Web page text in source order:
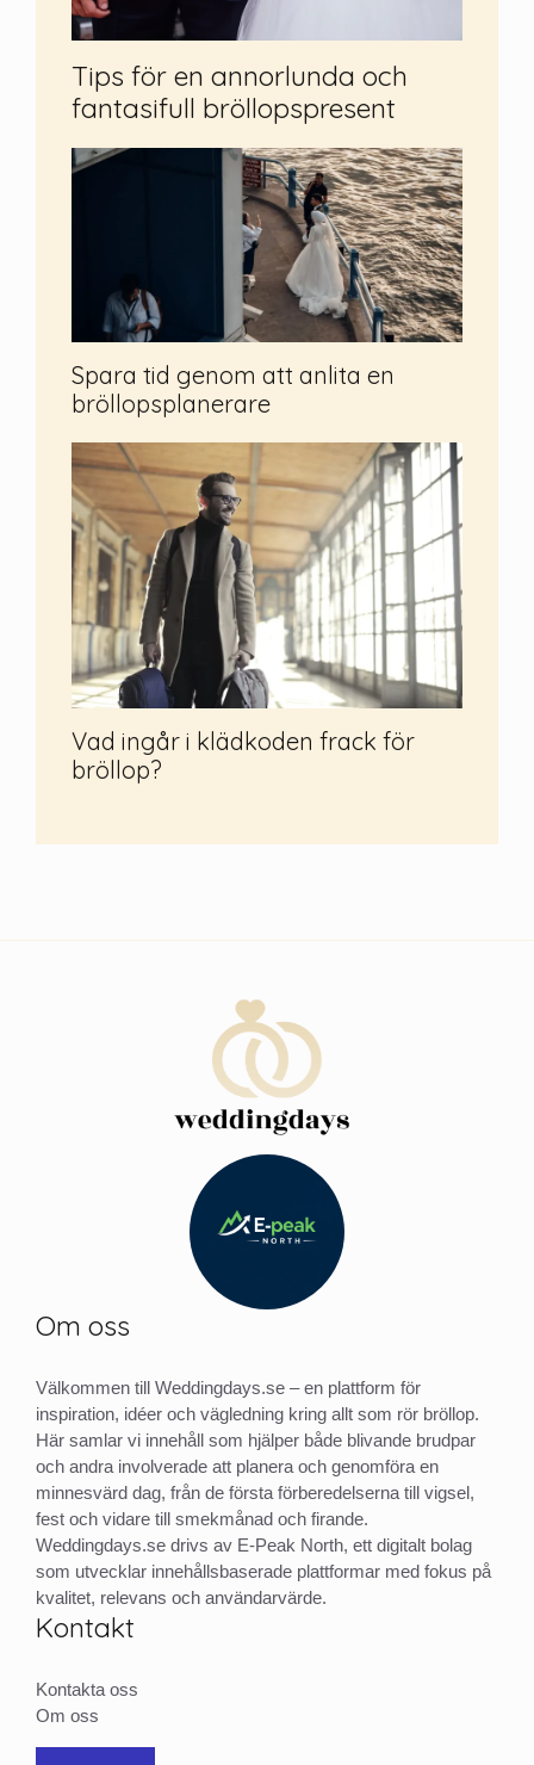
Tips för en annorlunda och
fantasifull bröllopspresent
Spara tid genom att anlita en
bröllopsplanerare
Vad ingår i klädkoden frack för
bröllop?
Om oss
Välkommen till Weddingdays.se – en plattform för
inspiration, idéer och vägledning kring allt som rör bröllop.
Här samlar vi innehåll som hjälper både blivande brudpar
och andra involverade att planera och genomföra en
minnesvärd dag, från de första förberedelserna till vigsel,
fest och vidare till smekmånad och firande.
Weddingdays.se drivs av E-Peak North, ett digitalt bolag
som utvecklar innehållsbaserade plattformar med fokus på
kvalitet, relevans och användarvärde.
Kontakt
Kontakta oss
Om oss